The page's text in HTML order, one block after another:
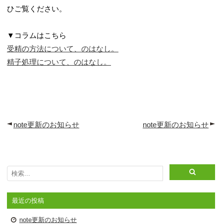
ひご覧ください。
▼コラムはこちら
受精の方法について、のはなし。
精子処理について、のはなし。
note更新のお知らせ note更新のお知らせ
最近の投稿
note更新のお知らせ